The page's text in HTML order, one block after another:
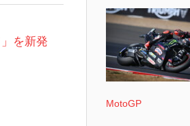
を新発
MotoGP